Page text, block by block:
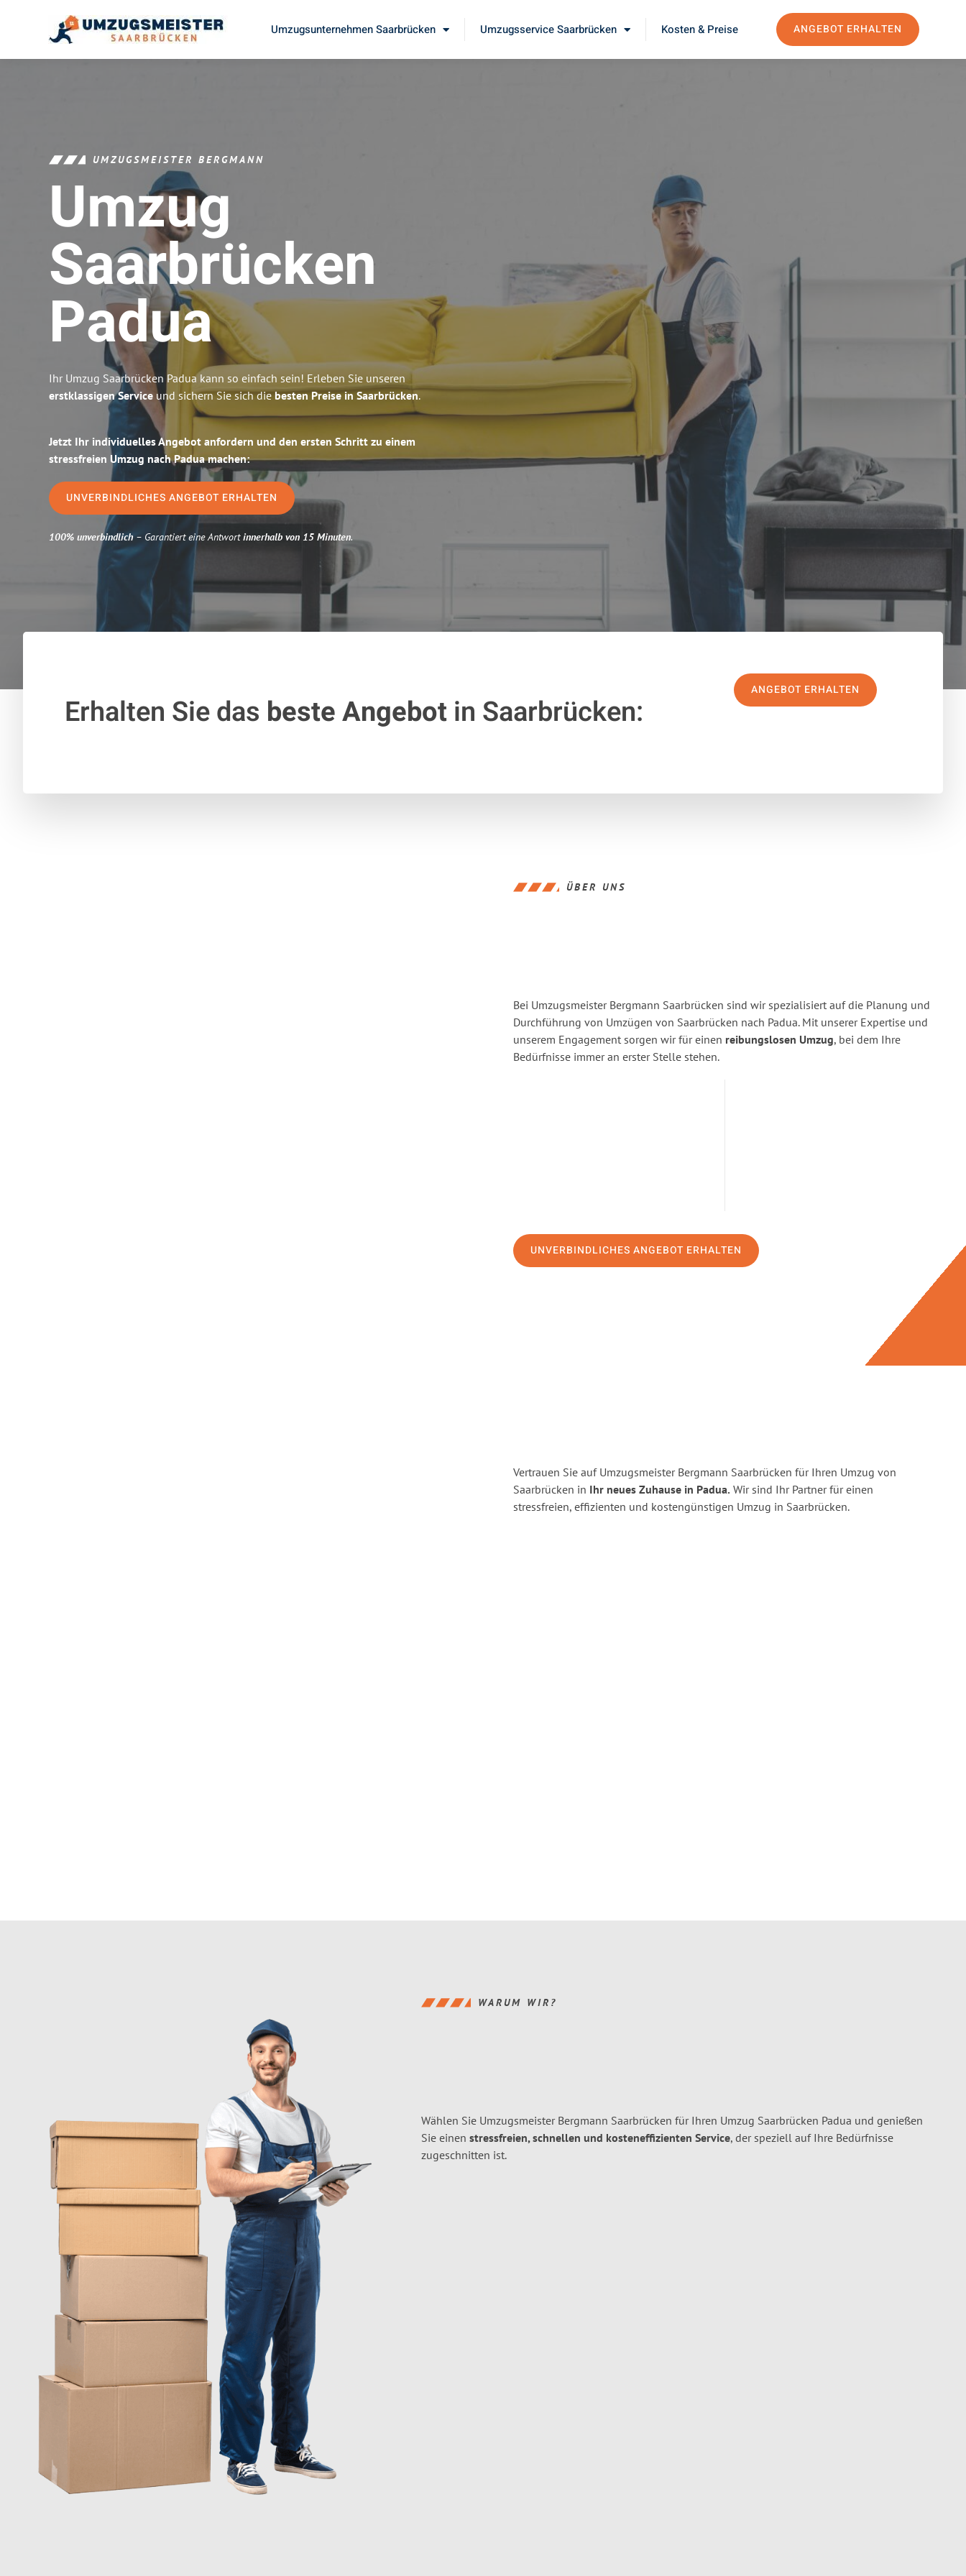
Umzugsunternehmen Saarbrücken Umzugsservice Saarbrücken Kosten & Preise ANGEBOT ERHALTEN
UMZUGSMEISTER BERGMANN
Umzug
Saarbrücken
Padua
Ihr Umzug Saarbrücken Padua kann so einfach sein! Erleben Sie unseren
erstklassigen Service und sichern Sie sich die besten Preise in Saarbrücken.
Jetzt Ihr individuelles Angebot anfordern und den ersten Schritt zu einem
stressfreien Umzug nach Padua machen:
UNVERBINDLICHES ANGEBOT ERHALTEN
100% unverbindlich– Garantiert eine Antwortinnerhalb von 15 Minuten.
Erhalten Sie das beste Angebotin Saarbrücken:
ANGEBOT ERHALTEN
ÜBER UNS
Bei Umzugsmeister Bergmann Saarbrücken sind wir spezialisiert auf die Planung und
Durchführung von Umzügen von Saarbrücken nach Padua. Mit unserer Expertise und
unserem Engagement sorgen wir für einen reibungslosen Umzug, bei dem Ihre
Bedürfnisse immer an erster Stelle stehen.
UNVERBINDLICHES ANGEBOT ERHALTEN
Vertrauen Sie auf Umzugsmeister Bergmann Saarbrücken für Ihren Umzug von
Saarbrücken in Ihr neues Zuhause in Padua. Wir sind Ihr Partner für einen
stressfreien, effizienten und kostengünstigen Umzug in Saarbrücken.
WARUM WIR?
Wählen Sie Umzugsmeister Bergmann Saarbrücken für Ihren Umzug Saarbrücken Padua und genießen
Sie einen stressfreien, schnellen und kosteneffizienten Service, der speziell auf Ihre Bedürfnisse
zugeschnitten ist.